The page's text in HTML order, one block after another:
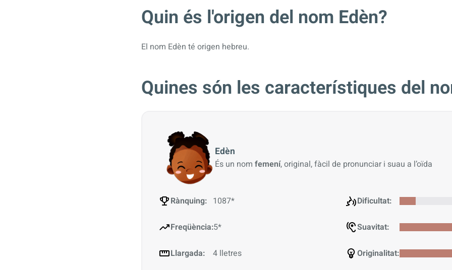
Quin és l'origen del nom Edèn?
El nom Edèn té origen hebreu.
Quines són les característiques del
Rànquing: 1087*
Freqüència:5*
Llargada: 4 lletres
Dificultat:
Suavitat:
Originalitat:
Edèn
És un nom femení, original, fàcil de pronunciar i suau a l’oïda